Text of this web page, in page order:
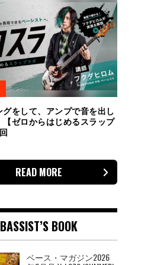
をして、アンプで音を出し
【ゼロからはじめるスラップ
READ MORE
BASSIST’S BOOK
ベース・マガジン2026